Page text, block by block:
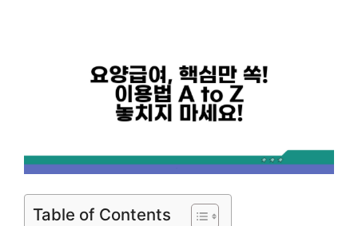
Table of Contents